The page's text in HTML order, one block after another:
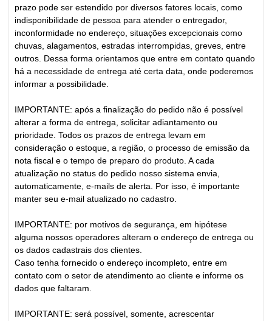
prazo pode ser estendido por diversos fatores locais, como
indisponibilidade de pessoa para atender o entregador,
inconformidade no endereço, situações excepcionais como
chuvas, alagamentos, estradas interrompidas, greves, entre
outros. Dessa forma orientamos que entre em contato quando
há a necessidade de entrega até certa data, onde poderemos
informar a possibilidade.
IMPORTANTE: após a finalização do pedido não é possível
alterar a forma de entrega, solicitar adiantamento ou
prioridade. Todos os prazos de entrega levam em
consideração o estoque, a região, o processo de emissão da
nota fiscal e o tempo de preparo do produto. A cada
atualização no status do pedido nosso sistema envia,
automaticamente, e-mails de alerta. Por isso, é importante
manter seu e-mail atualizado no cadastro.
IMPORTANTE: por motivos de segurança, em hipótese
alguma nossos operadores alteram o endereço de entrega ou
os dados cadastrais dos clientes.
Caso tenha fornecido o endereço incompleto, entre em
contato com o setor de atendimento ao cliente e informe os
dados que faltaram.
IMPORTANTE: será possível, somente, acrescentar